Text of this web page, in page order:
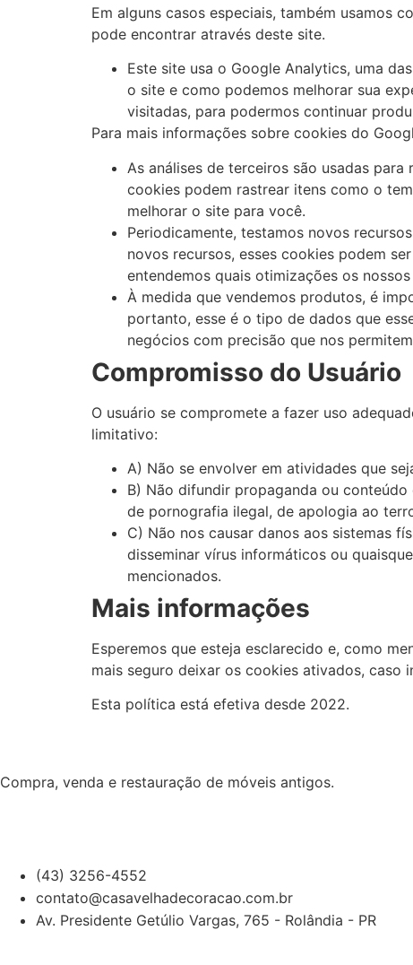
Em alguns casos especiais, também usamos
pode encontrar através deste site.
Este site usa o Google Analytics, uma
o site e como podemos melhorar sua
visitadas, para podermos continuar
Para mais informações sobre cookies do
As análises de terceiros são usadas
cookies podem rastrear itens como o
melhorar o site para você.
Periodicamente, testamos novos
novos recursos, esses cookies podem
entendemos quais otimizações os
À medida que vendemos produtos, é
portanto, esse é o tipo de dados que
negócios com precisão que nos
Compromisso do Usuário
O usuário se compromete a fazer uso
limitativo:
A) Não se envolver em atividades que
B) Não difundir propaganda ou
de pornografia ilegal, de apologia ao
C) Não nos causar danos aos sistemas
disseminar vírus informáticos ou
mencionados.
Mais informações
Esperemos que esteja esclarecido e, como
mais seguro deixar os cookies ativados, caso
Esta política está efetiva desde 2022.
Compra, venda e restauração de móveis antigos.
(43) 3256-4552
contato@casavelhadecoracao.com.br
Av. Presidente Getúlio Vargas, 765 - Rolândia - PR